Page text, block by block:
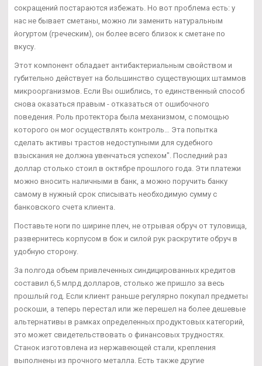
сокращений постараются избежать. Но вот проблема есть: у
нас не бывает сметаны, можно ли заменить натуральным
йогуртом (греческим), он более всего близок к сметане по
вкусу.
Этот компонент обладает антибактериальным свойством и
губительно действует на большинство существующих штаммов
микроорганизмов. Если Вы ошиблись, то единственный способ
снова оказаться правым - отказаться от ошибочного
поведения. Роль протектора была механизмом, с помощью
которого он мог осуществлять контроль… Эта попытка
сделать активы трастов недоступными для судебного
взыскания не должна увенчаться успехом". Последний раз
доллар столько стоил в октябре прошлого года. Эти платежи
можно вносить наличными в банк, а можно поручить банку
самому в нужный срок списывать необходимую сумму с
банковского счета клиента.
Поставьте ноги по ширине плеч, не отрывая обруч от туловища,
развернитесь корпусом в бок и силой рук раскрутите обруч в
удобную сторону.
За полгода объем привлеченных синдицированных кредитов
составил 6,5 млрд долларов, столько же пришло за весь
прошлый год. Если клиент раньше регулярно покупал предметы
роскоши, а теперь перестал или же перешел на более дешевые
альтернативы в рамках определенных продуктовых категорий,
это может свидетельствовать о финансовых трудностях.
Станок изготовлена из нержавеющей стали, крепления
выполнены из прочного металла. Есть также другие